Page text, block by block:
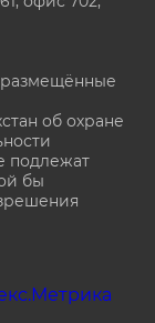
об охране
подлежат
бы